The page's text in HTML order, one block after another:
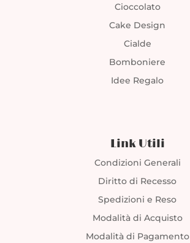
Cioccolato
Cake Design
Cialde
Bomboniere
Idee Regalo
Link Utili
Condizioni Generali
Diritto di Recesso
Spedizioni e Reso
Modalità di Acquisto
Modalità di Pagamento